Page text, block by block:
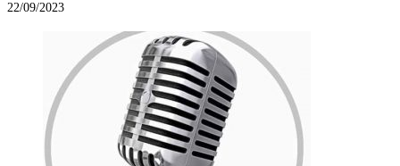
22/09/2023